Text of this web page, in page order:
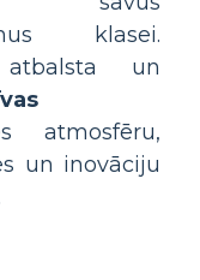
klasei.
un
atmosfēru,
un inovāciju